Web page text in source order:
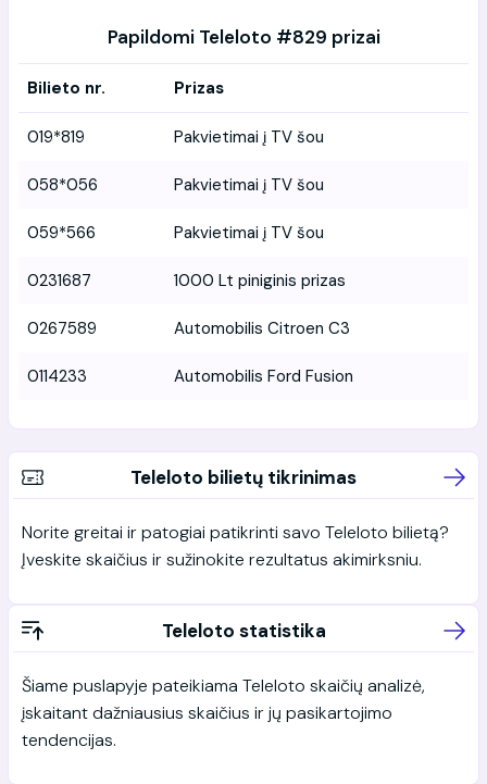
Papildomi Teleloto #829 prizai
Bilieto nr. Prizas
019*819 Pakvietimai į TV šou
058*056 Pakvietimai į TV šou
059*566 Pakvietimai į TV šou
0231687 1000 Lt piniginis prizas
0267589 Automobilis Citroen C3
0114233 Automobilis Ford Fusion
Teleloto bilietų tikrinimas
Norite greitai ir patogiai patikrinti savo Teleloto bilietą?
Įveskite skaičius ir sužinokite rezultatus akimirksniu.
Teleloto statistika
Šiame puslapyje pateikiama Teleloto skaičių analizė,
įskaitant dažniausius skaičius ir jų pasikartojimo
tendencijas.